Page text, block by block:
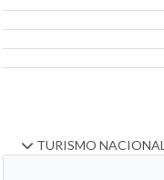
TURISMO NACIONAL